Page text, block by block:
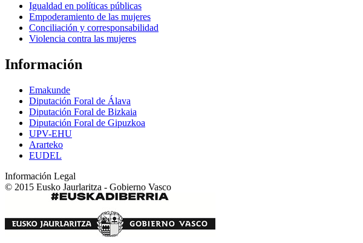
Igualdad en políticas públicas
Empoderamiento de las mujeres
Conciliación y corresponsabilidad
Violencia contra las mujeres
Información
Emakunde
Diputación Foral de Álava
Diputación Foral de Bizkaia
Diputación Foral de Gipuzkoa
UPV-EHU
Ararteko
EUDEL
Información Legal
© 2015 Eusko Jaurlaritza - Gobierno Vasco